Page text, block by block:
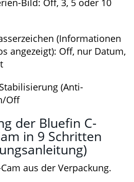
Off, 2 oder 10
Bild: Off, 3, 5 oder 10
auf Fotos
Datum, Datum +